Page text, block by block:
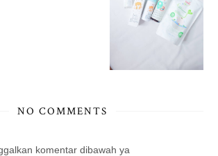
NO COMMENTS
komentar dibawah ya